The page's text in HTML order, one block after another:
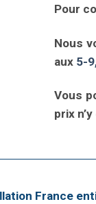
Pour
Nous
aux 5-
Vous
prix
France